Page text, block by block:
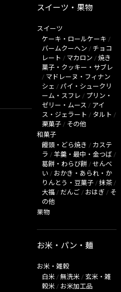
スイーツ・果物
スイーツ
ケーキ・ロールケーキ /
バームクーヘン / チョコ
レート / マカロン / 焼き
菓子・クッキー・サブレ
/ マドレーヌ・フィナン
シェ / パイ・シュークリ
ーム・スフレ / プリン・
ゼリー・ムース / アイ
ス・ジェラート / タルト /
栗菓子 / その他
和菓子
饅頭・どら焼き / カステ
ラ / 羊羹・最中・金つば /
葛餅・わらび餅 / せんべ
い / おかき・あられ・か
りんとう・豆菓子 / 抹茶 /
大福 / だんご / おはぎ / そ
の他
果物
お米・パン・麺
お米・雑穀
白米 / 無洗米 / 玄米・雑
穀米 / お米加工品